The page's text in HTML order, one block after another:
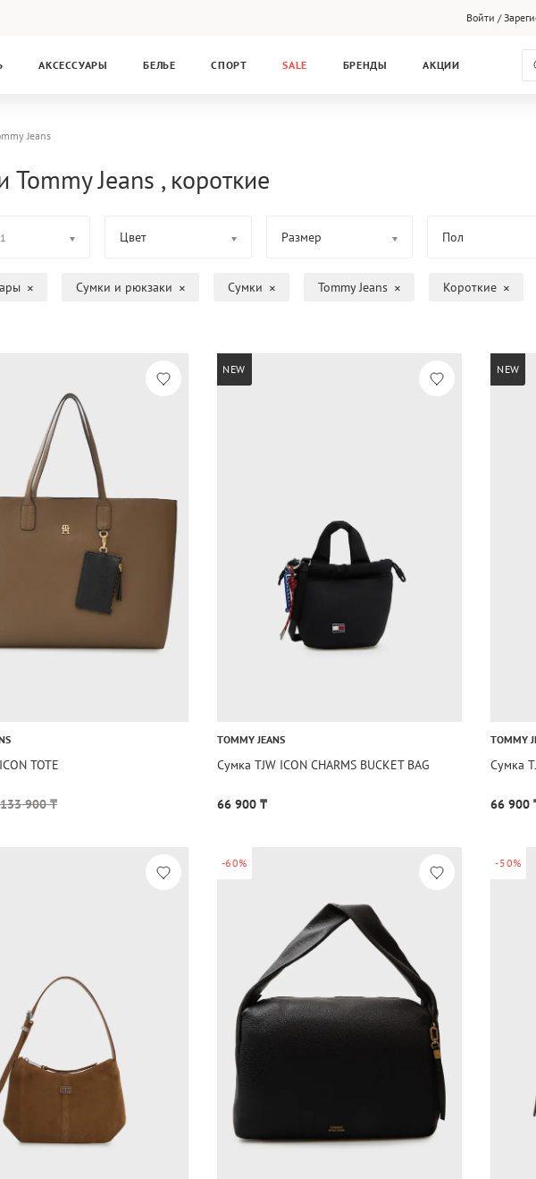
Войти /
АКСЕССУАРЫ БЕЛЬЕ СПОРТ SALE БРЕНДЫ АКЦИИ
Jeans
Tommy Jeans , короткие
1 Цвет Размер Пол
Сумки и рюкзаки Сумки Tommy Jeans Короткие
TOTE
133 900 ₸
NEW
TOMMY JEANS
Сумка TJW ICON CHARMS BUCKET BAG
66 900 ₸
NEW
TOMMY
Сумка
66 900
-60% -50%